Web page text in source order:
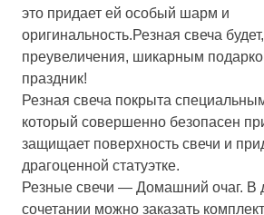
это придает ей особый шарм и
оригинальность.Резная свеча
преувеличения, шикарным
праздник!
Резная свеча покрыта
который совершенно безопасен
защищает поверхность свечи и
драгоценной статуэтке.
Резные свечи — Домашний очаг. В
сочетании можно заказать